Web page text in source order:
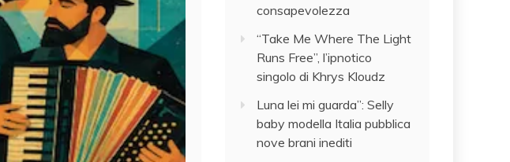
consapevolezza
“Take Me Where The Light
Runs Free”, l’ipnotico
singolo di Khrys Kloudz
Luna lei mi guarda”: Selly
baby modella Italia pubblica
nove brani inediti